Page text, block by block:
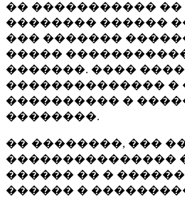
�� �����������
�������� ������
��� �������
�����
�������. ����
�������������� �
���������� �
��������.
�� ��������, ���
���������������
������ �� �
������ �